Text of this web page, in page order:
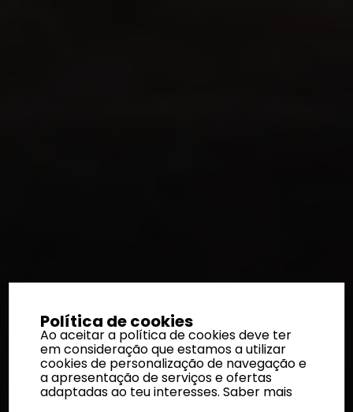
Política de cookies
Ao aceitar a política de cookies deve ter
em consideração que estamos a utilizar
cookies de personalização de navegação e
a apresentação de serviços e ofertas
adaptadas ao teu interesses.Saber mais